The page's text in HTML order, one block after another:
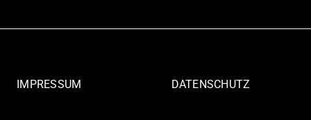
IMPRESSUM DATENSCHUTZ